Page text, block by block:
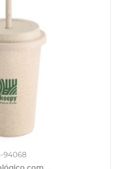
94068